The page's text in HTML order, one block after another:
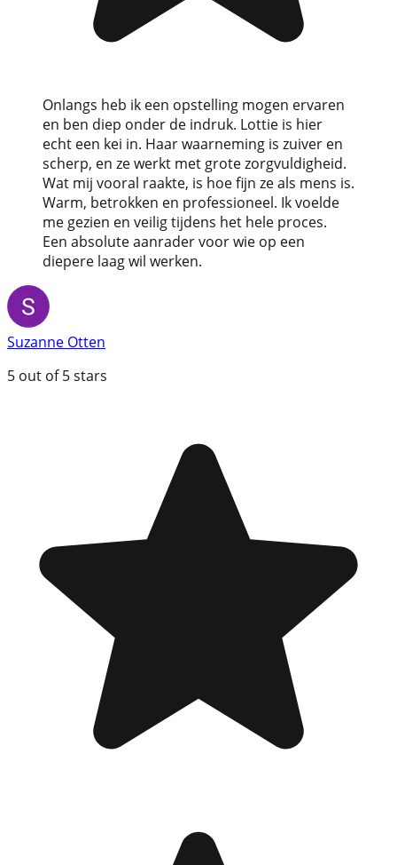
Onlangs heb ik een opstelling mogen ervaren
en ben diep onder de indruk. Lottie is hier
echt een kei in. Haar waarneming is zuiver en
scherp, en ze werkt met grote zorgvuldigheid.
Wat mij vooral raakte, is hoe fijn ze als mens is.
Warm, betrokken en professioneel. Ik voelde
me gezien en veilig tijdens het hele proces.
Een absolute aanrader voor wie op een
diepere laag wil werken.
Suzanne Otten
5 out of 5 stars